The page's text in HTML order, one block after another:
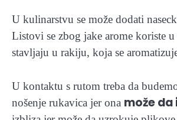
U kulinarstvu se može dodati
Listovi se zbog jake arome koriste
stavljaju u rakiju, koja se
U kontaktu s rutom treba da
nošenje rukavica jer ona može